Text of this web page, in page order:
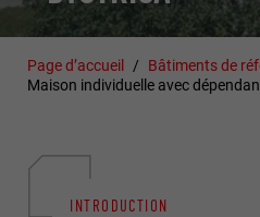
Page d’accueil
Bâtiments de
Maison individuelle avec
INTRODUCTION